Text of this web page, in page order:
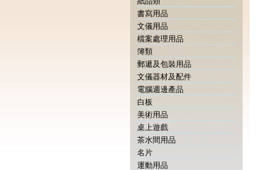
書寫用品
文儀用品
檔案處理用品
簿類
郵遞及包裝用品
文儀器材及配件
電腦週邊產品
白板
美術用品
桌上遊戲
茶水間用品
名片
運動用品